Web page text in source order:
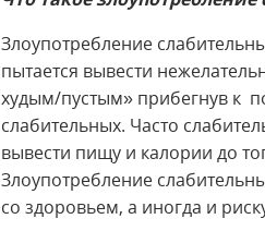
Злоупотребление
пытается вывести
худым/пустым» прибегнув к
слабительных. Часто
вывести пищу и калории до
Злоупотребление
со здоровьем, а иногда и